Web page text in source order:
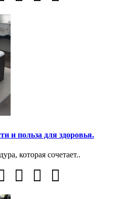
и польза для здоровья.
которая сочетает..